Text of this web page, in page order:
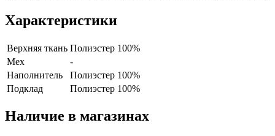
Характеристики
Верхняя ткань Полиэстер 100%
Мех
-
Наполнитель
Полиэстер 100%
Подклад
Полиэстер 100%
Наличие в магазинах